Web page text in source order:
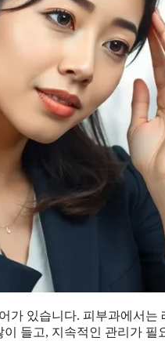
가 있습니다. 피부과에서
들고, 지속적인 관리가